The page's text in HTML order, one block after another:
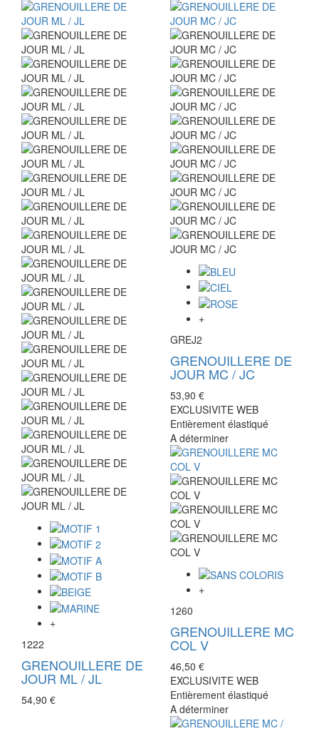
+
1222
GRENOUILLERE DE
JOUR ML / JL
54,90 €
+
GREJ2
GRENOUILLERE DE
JOUR MC / JC
53,90 €
EXCLUSIVITE WEB
Entièrement élastiqué
A déterminer
+
1260
GRENOUILLERE MC
COL V
46,50 €
EXCLUSIVITE WEB
Entièrement élastiqué
A déterminer